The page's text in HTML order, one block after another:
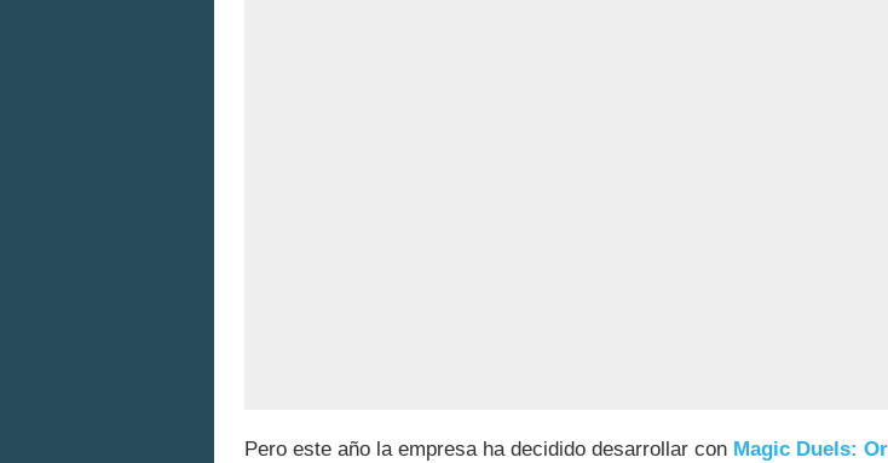
Pero este año la empresa ha decidido desarrollar con Magic Duels: